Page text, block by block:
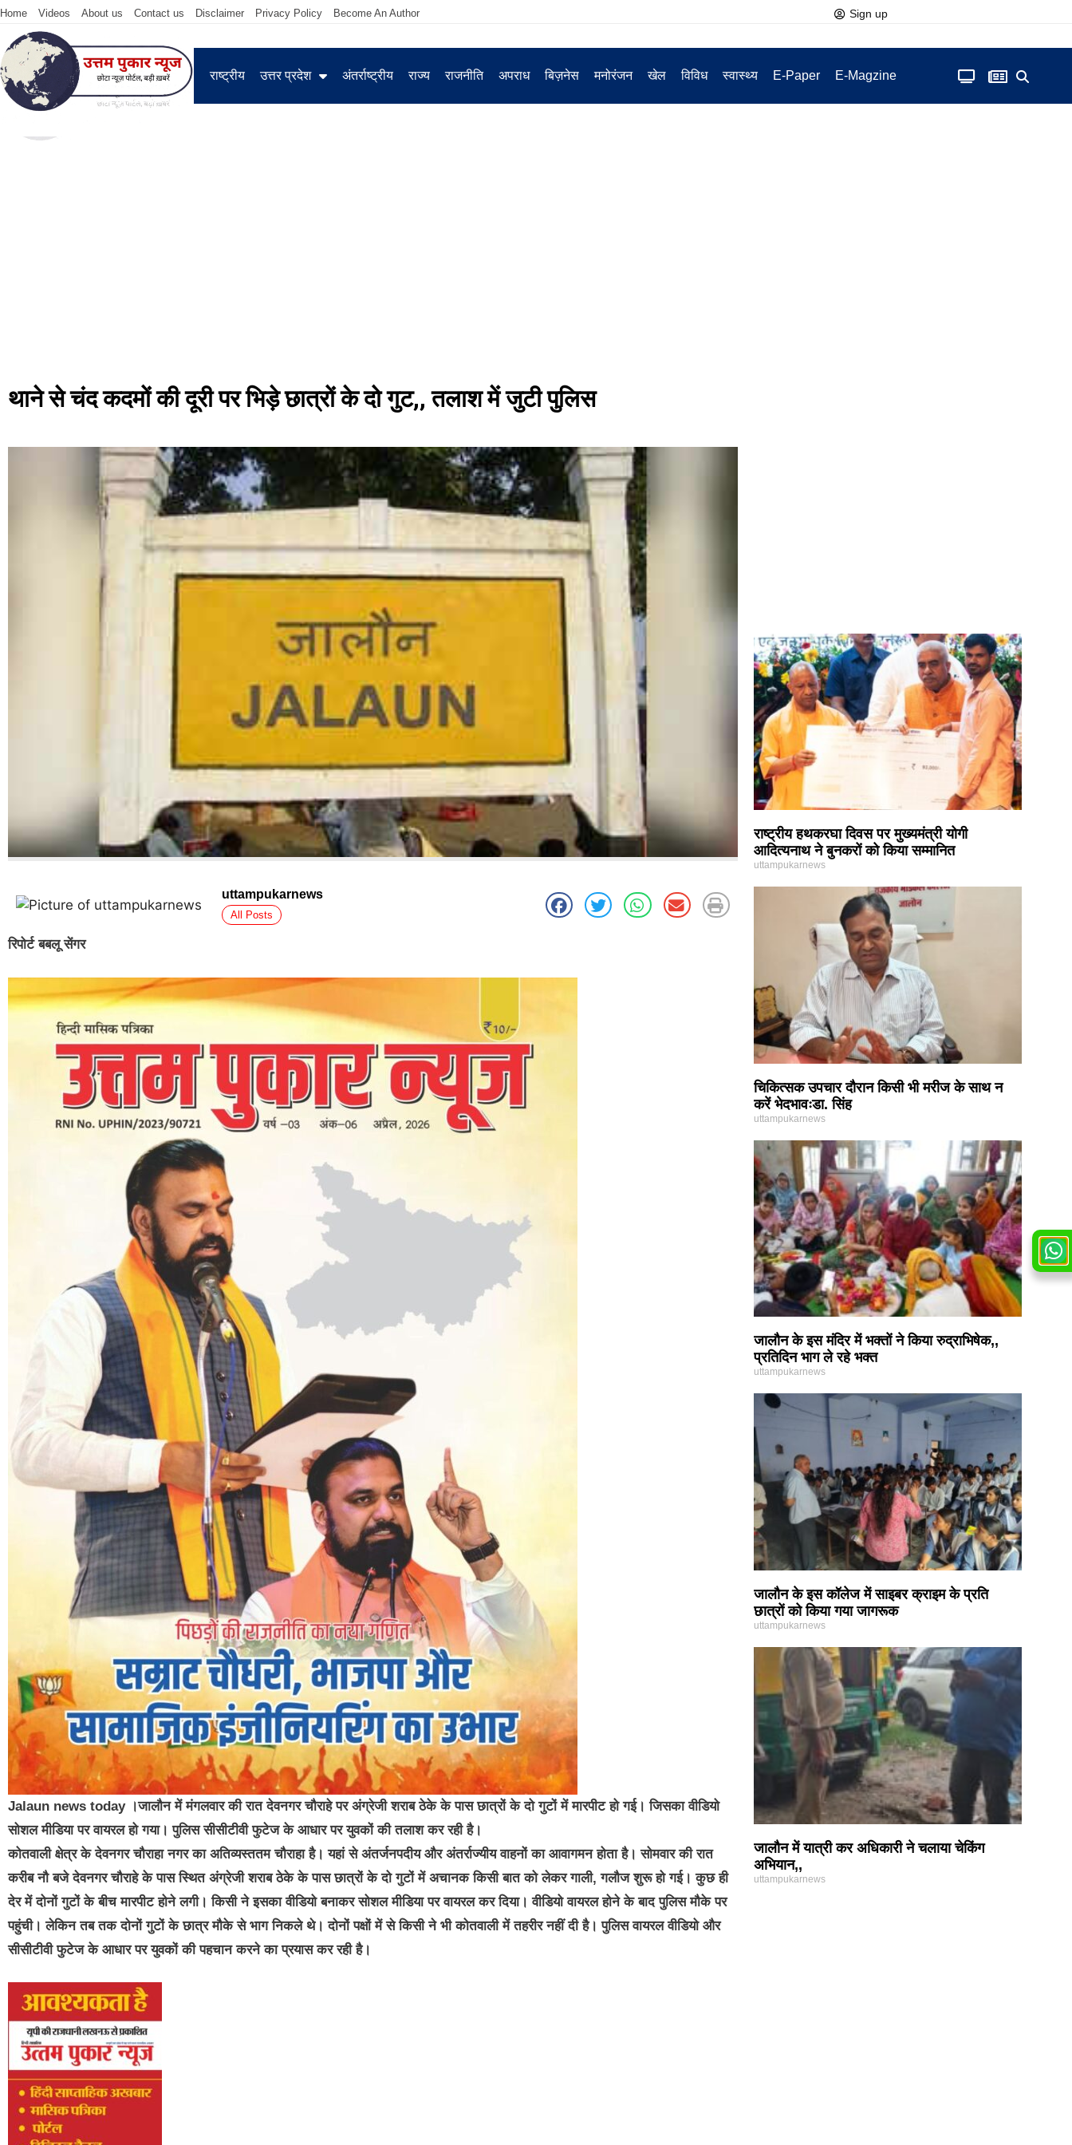
Home Videos About us Contact us Disclaimer Privacy Policy Become An Author Sign up
राष्ट्रीय उत्तर प्रदेश अंतर्राष्ट्रीय राज्य राजनीति अपराध बिज़नेस मनोरंजन खेल विविध स्वास्थ्य E-Paper E-Magzine
थाने से चंद कदमों की दूरी पर भिड़े छात्रों के दो गुट,, तलाश में जुटी पुलिस
uttampukarnews
All Posts
रिपोर्ट बबलू सेंगर
Jalaun news today ।जालौन में मंगलवार की रात देवनगर चौराहे पर अंग्रेजी शराब ठेके के पास छात्रों के दो गुटों में मारपीट हो गई। जिसका वीडियो
सोशल मीडिया पर वायरल हो गया। पुलिस सीसीटीवी फुटेज के आधार पर युवकों की तलाश कर रही है।
कोतवाली क्षेत्र के देवनगर चौराहा नगर का अतिव्यस्ततम चौराहा है। यहां से अंतर्जनपदीय और अंतर्राज्यीय वाहनों का आवागमन होता है। सोमवार की रात
करीब नौ बजे देवनगर चौराहे के पास स्थित अंग्रेजी शराब ठेके के पास छात्रों के दो गुटों में अचानक किसी बात को लेकर गाली, गलौज शुरू हो गई। कुछ ही
देर में दोनों गुटों के बीच मारपीट होने लगी। किसी ने इसका वीडियो बनाकर सोशल मीडिया पर वायरल कर दिया। वीडियो वायरल होने के बाद पुलिस मौके पर
पहुंची। लेकिन तब तक दोनों गुटों के छात्र मौके से भाग निकले थे। दोनों पक्षों में से किसी ने भी कोतवाली में तहरीर नहीं दी है। पुलिस वायरल वीडियो और
सीसीटीवी फुटेज के आधार पर युवकों की पहचान करने का प्रयास कर रही है।
राष्ट्रीय हथकरघा दिवस पर मुख्यमंत्री योगी
आदित्यनाथ ने बुनकरों को किया सम्मानित
uttampukarnews
चिकित्सक उपचार दौरान किसी भी मरीज के साथ न
करें भेदभावःडा. सिंह
uttampukarnews
जालौन के इस मंदिर में भक्तों ने किया रुद्राभिषेक,,
प्रतिदिन भाग ले रहे भक्त
uttampukarnews
जालौन के इस कॉलेज में साइबर क्राइम के प्रति
छात्रों को किया गया जागरूक
uttampukarnews
जालौन में यात्री कर अधिकारी ने चलाया चेकिंग
अभियान,,
uttampukarnews